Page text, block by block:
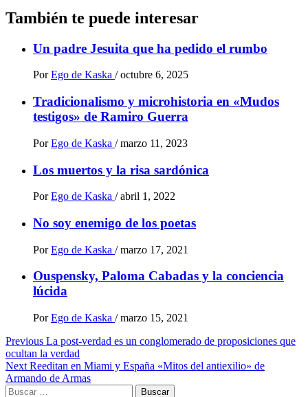
También te puede interesar
Un padre Jesuita que ha pedido el rumbo
Por Ego de Kaska / octubre 6, 2025
Tradicionalismo y microhistoria en «Mudos
testigos» de Ramiro Guerra
Por Ego de Kaska / marzo 11, 2023
Los muertos y la risa sardónica
Por Ego de Kaska / abril 1, 2022
No soy enemigo de los poetas
Por Ego de Kaska / marzo 17, 2021
Ouspensky, Paloma Cabadas y la conciencia
lúcida
Por Ego de Kaska / marzo 15, 2021
Post
navigation
Previous La post-verdad es un conglomerado de proposiciones que
ocultan la verdad
Next Reeditan en Miami y España «Mitos del antiexilio» de
Armando de Armas
Buscar: